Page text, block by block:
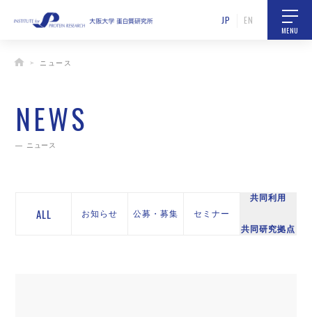
MENU
JP EN
ニュース
NEWS
ニュース
ALL お知らせ 公募・募集 セミナー
共同利用
共同研究拠点